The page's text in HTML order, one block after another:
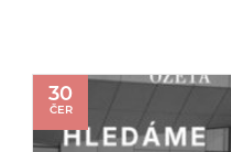
30
ČER